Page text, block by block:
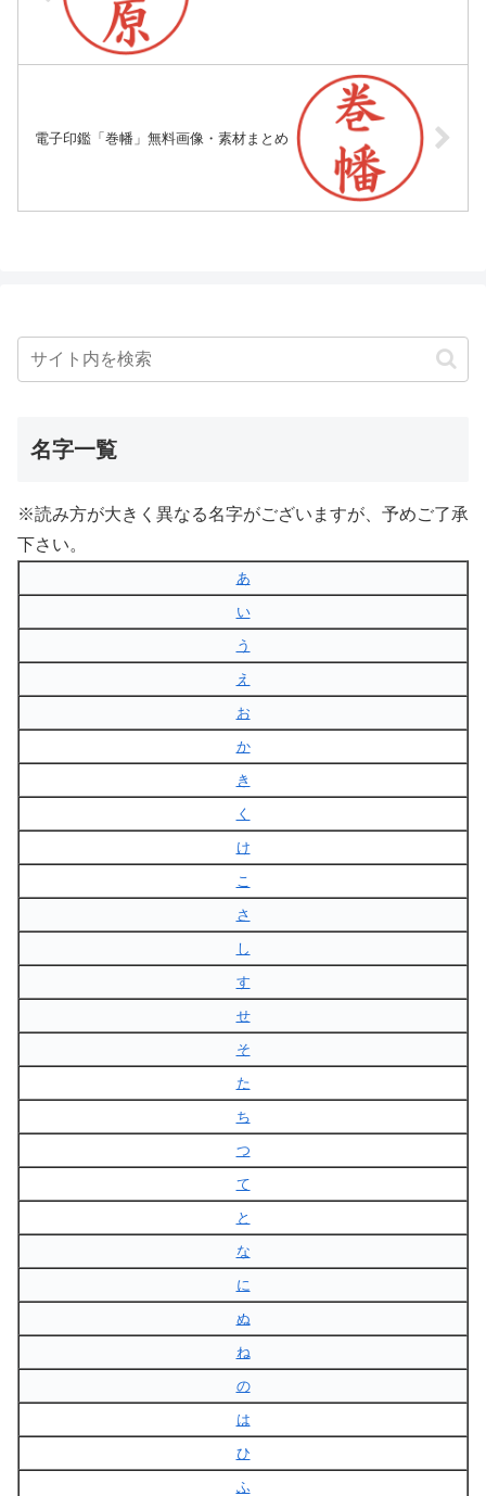
電子印鑑「巻幡」無料画像・素材まとめ
名字一覧
※読み方が大きく異なる名字がございますが、予めご了承
下さい。
あ
い
う
え
お
か
き
く
け
こ
さ
し
す
せ
そ
た
ち
つ
て
と
な
に
ぬ
ね
の
は
ひ
ふ